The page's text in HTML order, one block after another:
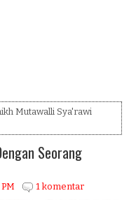
Mutawalli Sya'rawi
Seorang
1 komentar